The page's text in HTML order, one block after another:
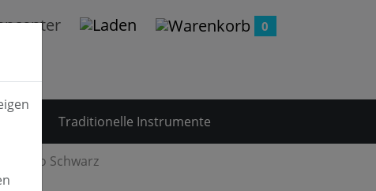
0
Traditionelle Instrumente
Schwarz